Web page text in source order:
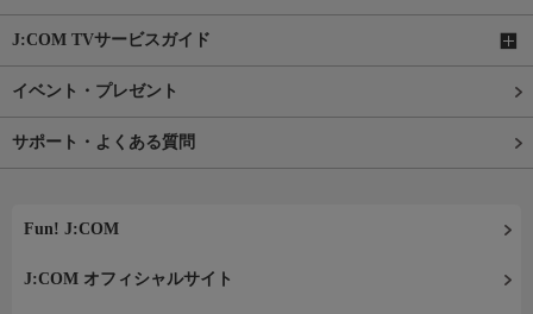
J:COM TVサービスガイド
イベント・プレゼント
サポート・よくある質問
Fun! J:COM
J:COM オフィシャルサイト